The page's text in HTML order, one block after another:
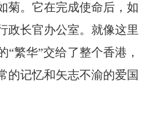
。它在完成使命后，如
政长官办公室。就像这里
“繁华”交给了整个香港，
的记忆和矢志不渝的爱国